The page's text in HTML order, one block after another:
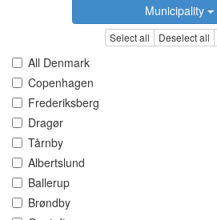
Municipality
Select all Deselect all
All Denmark
Copenhagen
Frederiksberg
Dragør
Tårnby
Albertslund
Ballerup
Brøndby